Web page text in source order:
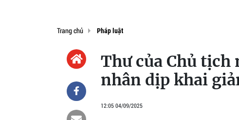
Trang chủ Pháp luật
Thư của Chủ tịch
nhân dịp khai
12:05 04/09/2025